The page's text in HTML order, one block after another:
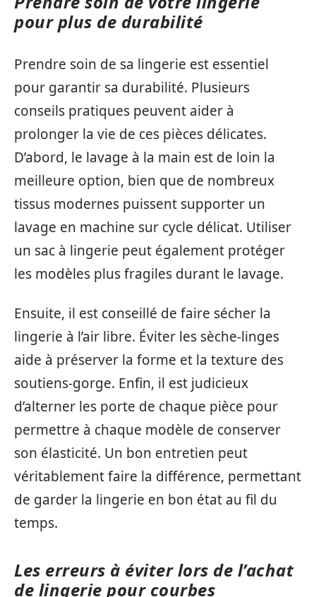
pour plus de durabilité
Prendre soin de sa lingerie est essentiel
pour garantir sa durabilité. Plusieurs
conseils pratiques peuvent aider à
prolonger la vie de ces pièces délicates.
D’abord, le lavage à la main est de loin la
meilleure option, bien que de nombreux
tissus modernes puissent supporter un
lavage en machine sur cycle délicat. Utiliser
un sac à lingerie peut également protéger
les modèles plus fragiles durant le lavage.
Ensuite, il est conseillé de faire sécher la
lingerie à l’air libre. Éviter les sèche-linges
aide à préserver la forme et la texture des
soutiens-gorge. Enfin, il est judicieux
d’alterner les porte de chaque pièce pour
permettre à chaque modèle de conserver
son élasticité. Un bon entretien peut
véritablement faire la différence, permettant
de garder la lingerie en bon état au fil du
temps.
Les erreurs à éviter lors de l’achat
de lingerie pour courbes